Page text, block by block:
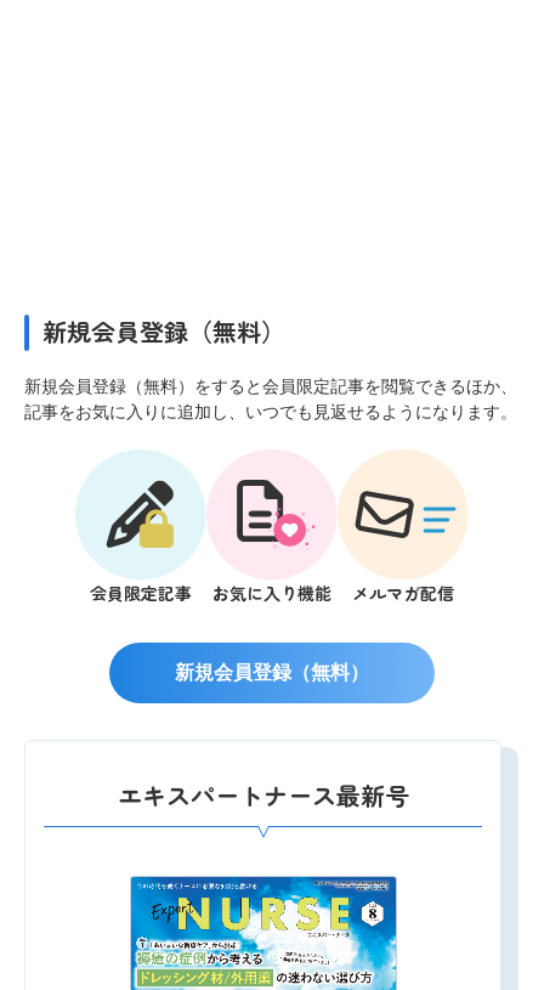
新規会員登録（無料）
新規会員登録（無料）をすると会員限定記事を閲覧できるほか、
記事をお気に入りに追加し、いつでも見返せるようになります。
会員限定記事 お気に入り機能 メルマガ配信
新規会員登録（無料）
エキスパートナース最新号